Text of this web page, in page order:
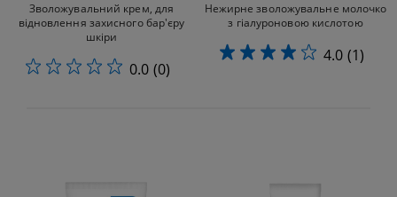
Зволожувальний крем, для
відновлення захисного бар'єру
шкіри
0.0 (0)
Нежирне зволожувальне молочко
з гіалуроновою кислотою
4.0 (1)